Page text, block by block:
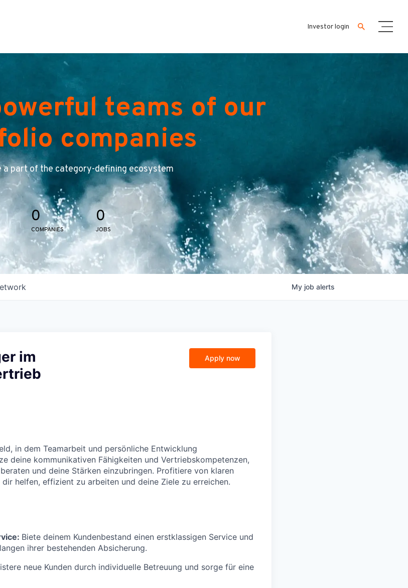
Investor login
teams of our
companies
a part of the category-defining ecosystem
0
COMPANIES
0
JOBS
My job alerts
im
Apply now
in dem Teamarbeit und persönliche Entwicklung
deine kommunikativen Fähigkeiten und Vertriebskompetenzen,
und deine Stärken einzubringen. Profitiere von klaren
helfen, effizient zu arbeiten und deine Ziele zu erreichen.
Biete deinem Kundenbestand einen erstklassigen Service und
ihrer bestehenden Absicherung.
neue Kunden durch individuelle Betreuung und sorge für eine